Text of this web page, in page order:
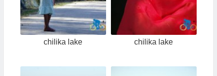
chilika lake chilika lake